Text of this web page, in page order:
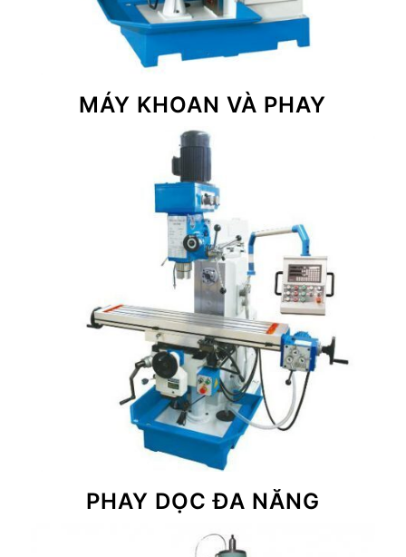
MÁY KHOAN VÀ PHAY
PHAY DỌC ĐA NĂNG